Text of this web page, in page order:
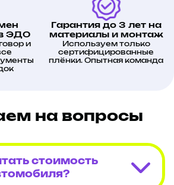
6 месяцев на качество
плёнки: до 2 лет при
условий эксплуатации.
превратился в
ключевые ценности
ассоциацию с
единого стиля;
работает на
бренда в
ЭДО
и
Гарантия до 3 лет на
материалы и монтаж
Используем только
сертифицированные
плёнки. Опытная команда
на вопросы
стоимость